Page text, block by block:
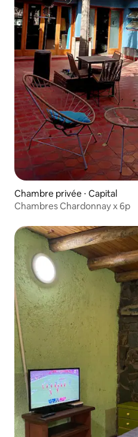
Chambre privée ⋅ Capital
Chambres Chardonnay x 6p